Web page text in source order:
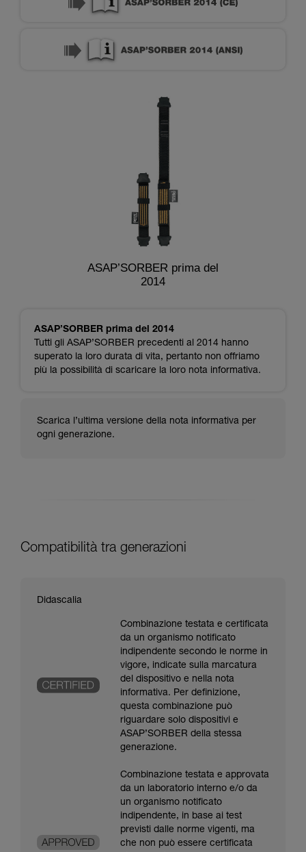
ASAP’SORBER prima del
2014
ASAP’SORBER prima del 2014
Tutti gli ASAP’SORBER precedenti al 2014 hanno
superato la loro durata di vita, pertanto non offriamo
più la possibilità di scaricare la loro nota informativa.
Scarica l’ultima versione della nota informativa per
ogni generazione.
Compatibilità tra generazioni
Didascalia
Combinazione testata e certificata
da un organismo notificato
indipendente secondo le norme in
vigore, indicate sulla marcatura
del dispositivo e nella nota
informativa. Per definizione,
questa combinazione può
riguardare solo dispositivi e
ASAP’SORBER della stessa
generazione.
Combinazione testata e approvata
da un laboratorio interno e/o da
un organismo notificato
indipendente, in base ai test
previsti dalle norme vigenti, ma
che non può essere certificata